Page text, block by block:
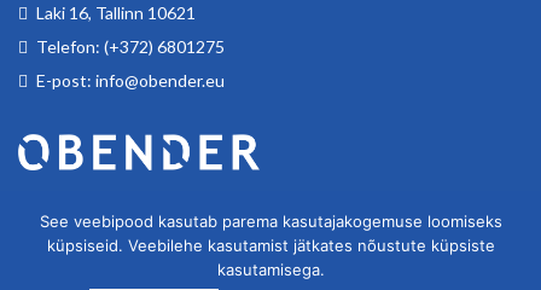
Laki 16, Tallinn 10621
Telefon: (+372) 6801275
E-post: info@obender.eu
See veebipood kasutab parema kasutajakogemuse loomiseks
küpsiseid. Veebilehe kasutamist jätkates nõustute küpsiste
kasutamisega.